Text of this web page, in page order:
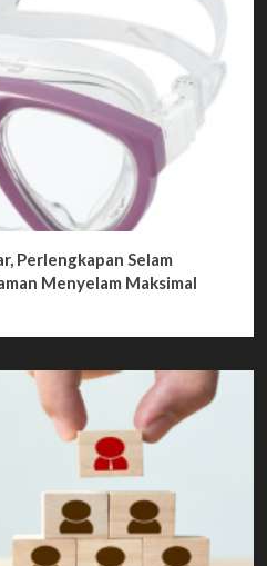
Perlengkapan Selam
Menyelam Maksimal